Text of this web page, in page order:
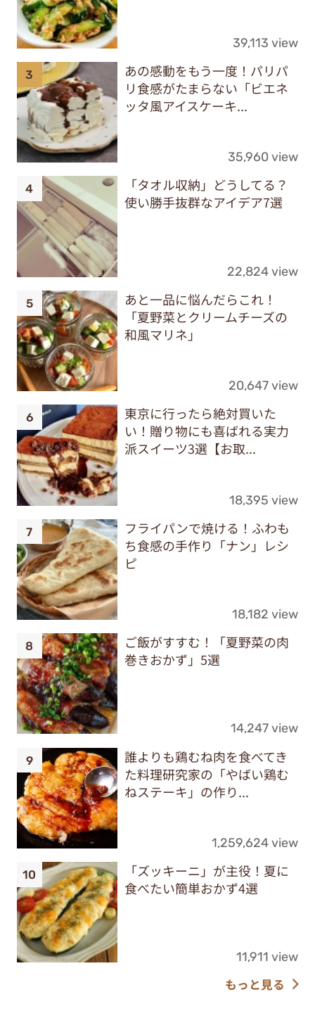
39,113 view
あの感動をもう一度！パリパ
リ食感がたまらない「ビエネ
ッタ風アイスケーキ...
35,960 view
「タオル収納」どうしてる？
使い勝手抜群なアイデア7選
22,824 view
あと一品に悩んだらこれ！
「夏野菜とクリームチーズの
和風マリネ」
20,647 view
東京に行ったら絶対買いた
い！贈り物にも喜ばれる実力
派スイーツ3選【お取...
18,395 view
フライパンで焼ける！ふわも
ち食感の手作り「ナン」レシ
ピ
18,182 view
ご飯がすすむ！「夏野菜の肉
巻きおかず」5選
14,247 view
誰よりも鶏むね肉を食べてき
た料理研究家の「やばい鶏む
ねステーキ」の作り...
1,259,624 view
「ズッキーニ」が主役！夏に
食べたい簡単おかず4選
11,911 view
もっと見る